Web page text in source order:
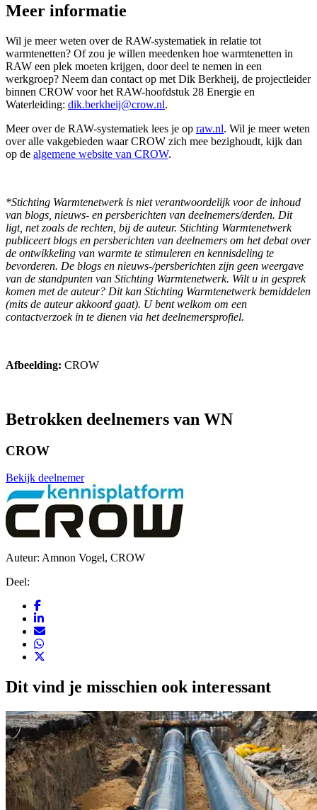
Meer informatie
Wil je meer weten over de RAW-systematiek in relatie tot
warmtenetten? Of zou je willen meedenken hoe warmtenetten in
RAW een plek moeten krijgen, door deel te nemen in een
werkgroep? Neem dan contact op met Dik Berkheij, de projectleider
binnen CROW voor het RAW-hoofdstuk 28 Energie en
Waterleiding: dik.berkheij@crow.nl.
Meer over de RAW-systematiek lees je op raw.nl. Wil je meer weten
over alle vakgebieden waar CROW zich mee bezighoudt, kijk dan
op de algemene website van CROW.
*Stichting Warmtenetwerk is niet verantwoordelijk voor de inhoud
van blogs, nieuws- en persberichten van deelnemers/derden. Dit
ligt, net zoals de rechten, bij de auteur. Stichting Warmtenetwerk
publiceert blogs en persberichten van deelnemers om het debat over
de ontwikkeling van warmte te stimuleren en kennisdeling te
bevorderen. De blogs en nieuws-/persberichten zijn geen weergave
van de standpunten van Stichting Warmtenetwerk. Wilt u in gesprek
komen met de auteur? Dit kan Stichting Warmtenetwerk bemiddelen
(mits de auteur akkoord gaat). U bent welkom om een
contactverzoek in te dienen via het deelnemersprofiel.
Afbeelding: CROW
Betrokken deelnemers van WN
CROW
Bekijk deelnemer
Auteur: Amnon Vogel, CROW
Deel:
Dit vind je misschien ook interessant